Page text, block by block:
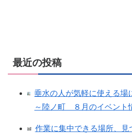
最近の投稿
垂水の人が気軽に使える場
～陸ノ町 ８月のイベント
作業に集中できる場所、